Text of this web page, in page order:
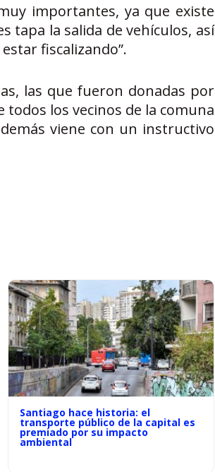
importantes, ya que existe
tapa la salida de vehículos, así
fiscalizando”.
las que fueron donadas por
los vecinos de la comuna
viene con un instructivo
Santiago hace historia: el
transporte público de la capital es
premiado por su impacto
ambiental